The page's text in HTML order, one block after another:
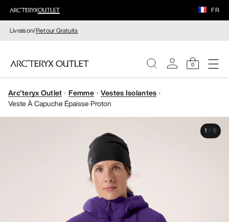
FR
Livraison/Retour Gratuits
0
FEMME
Arc'teryx Outlet Femme
Vestes Isolantes
Veste À Capuche Épaisse Proton
1 / 9